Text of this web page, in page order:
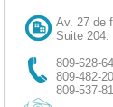
Av. 27 de
Suite
809-628-
809-482-
809-537-